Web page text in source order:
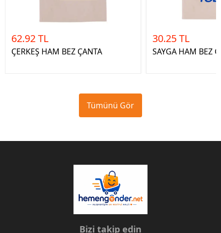
62.92 TL
ÇERKEŞ HAM BEZ ÇANTA
30.25 TL
SAYGA HAM BEZ
Tümünü Gör
Bizi takip edin